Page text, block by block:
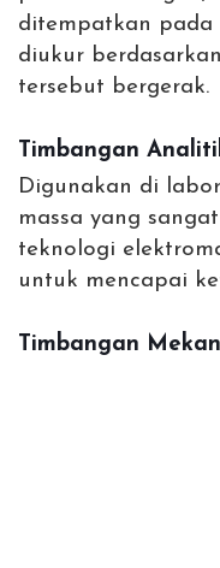
ditempatkan pada
diukur
tersebut bergerak.
Timbangan
Digunakan di
massa yang
teknologi
untuk mencapai
Timbangan